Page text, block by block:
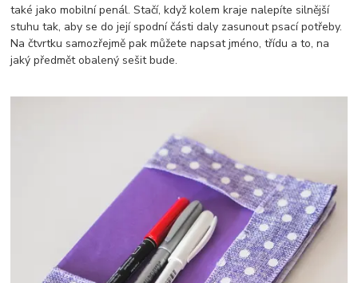
také jako mobilní penál. Stačí, když kolem kraje nalepíte silnější
stuhu tak, aby se do její spodní části daly zasunout psací potřeby.
Na čtvrtku samozřejmě pak můžete napsat jméno, třídu a to, na
jaký předmět obalený sešit bude.